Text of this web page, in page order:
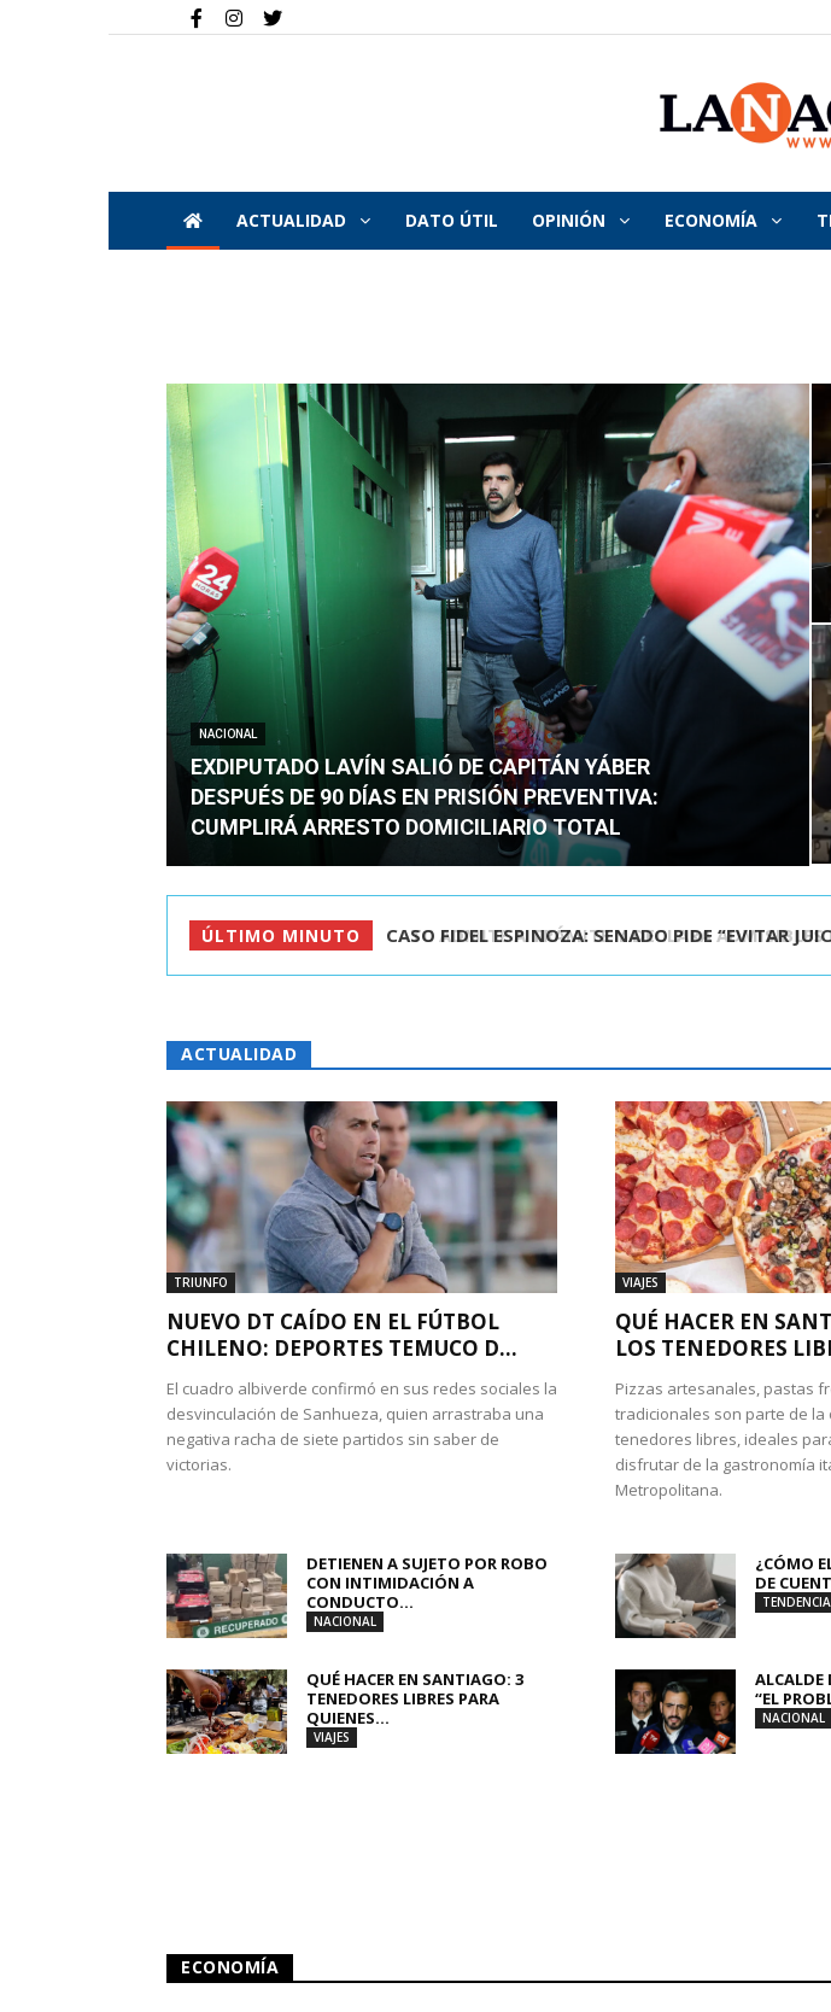
La
ACTUALIDAD DATO ÚTIL OPINIÓN ECONOMÍA
NACIONAL
EXDIPUTADO LAVÍN SALIÓ DE CAPITÁN YÁBER
DESPUÉS DE 90 DÍAS EN PRISIÓN PREVENTIVA:
CUMPLIRÁ ARRESTO DOMICILIARIO TOTAL
ÚLTIMO MINUTO TC ADMITE A TRÁMITE Y DECLARA ADMISIBLES
ACTUALIDAD
TRIUNFO
NUEVO DT CAÍDO EN EL FÚTBOL
CHILENO: DEPORTES TEMUCO D...
El cuadro albiverde confirmó en sus redes sociales la
desvinculación de Sanhueza, quien arrastraba una
negativa racha de siete partidos sin saber de
victorias.
VIAJES
QUÉ HACER EN
LOS TENEDORES
Pizzas artesanales, pastas
tradicionales son parte de
tenedores libres, ideales
disfrutar de la gastronomía
Metropolitana.
DETIENEN A SUJETO POR ROBO
CON INTIMIDACIÓN A
CONDUCTO...
NACIONAL
¿CÓMO
DE
TENDENCIA
QUÉ HACER EN SANTIAGO: 3
TENEDORES LIBRES PARA
QUIENES...
VIAJES
ALCALDE
“EL
NACIONAL
ECONOMÍA